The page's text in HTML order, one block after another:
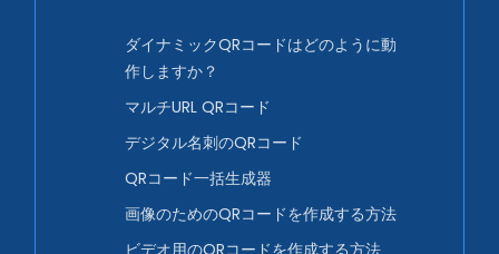
ダイナミックQRコードはどのように動
作しますか？
マルチURL QRコード
デジタル名刺のQRコード
QRコード一括生成器
画像のためのQRコードを作成する方法
ビデオ用のQRコードを作成する方法